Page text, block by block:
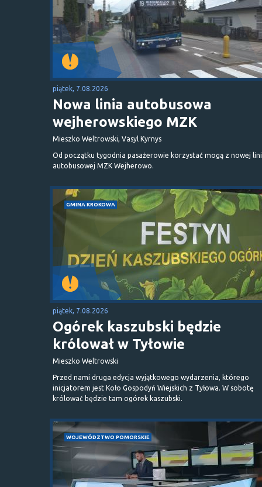
piątek, 7.08.2026
Nowa linia autobusowa
wejherowskiego MZK
Mieszko Weltrowski, Vasyl Kyrnys
Od początku tygodnia pasażerowie korzystać mogą z nowej
autobusowej MZK Wejherowo.
GMINA KROKOWA
piątek, 7.08.2026
Ogórek kaszubski będzie
królował w Tyłowie
Mieszko Weltrowski
Przed nami druga edycja wyjątkowego wydarzenia, którego
inicjatorem jest Koło Gospodyń Wiejskich z Tyłowa. W sobotę
królować będzie tam ogórek kaszubski.
WOJEWÓDZTWO POMORSKIE